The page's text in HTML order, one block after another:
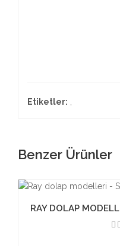
Etiketler:
Benzer Ürünler
RAY DOLAP